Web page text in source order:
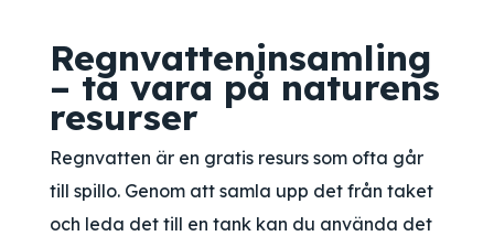
Regnvatteninsamling
– ta vara på naturens
resurser
Regnvatten är en gratis resurs som ofta går
till spillo. Genom att samla upp det från taket
och leda det till en tank kan du använda det